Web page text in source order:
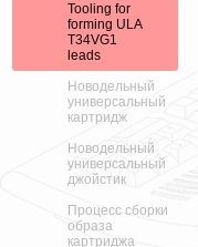
Tooling for
forming ULA
T34VG1
leads
Новодельный
универсальный
картридж
Новодельный
универсальный
джойстик
Процесс сборки
образа
картриджа